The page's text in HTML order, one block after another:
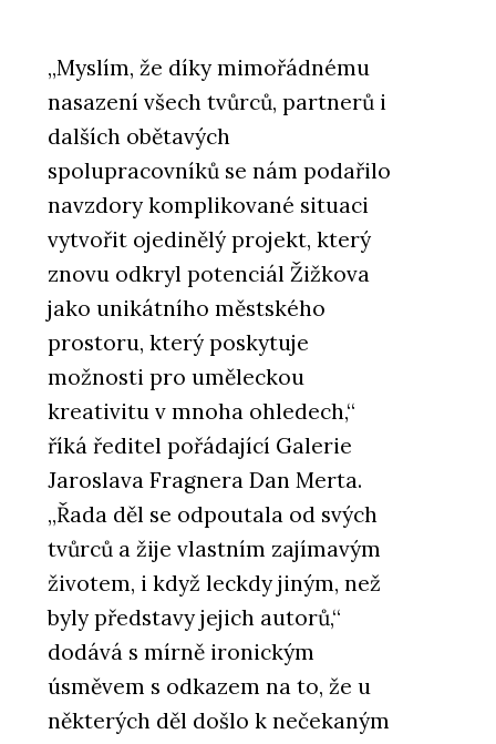
„Myslím, že díky mimořádnému
nasazení všech tvůrců, partnerů i
dalších obětavých
spolupracovníků se nám podařilo
navzdory komplikované situaci
vytvořit ojedinělý projekt, který
znovu odkryl potenciál Žižkova
jako unikátního městského
prostoru, který poskytuje
možnosti pro uměleckou
kreativitu v mnoha ohledech,“
říká ředitel pořádající Galerie
Jaroslava Fragnera Dan Merta.
„Řada děl se odpoutala od svých
tvůrců a žije vlastním zajímavým
životem, i když leckdy jiným, než
byly představy jejich autorů,“
dodává s mírně ironickým
úsměvem s odkazem na to, že u
některých děl došlo k nečekaným